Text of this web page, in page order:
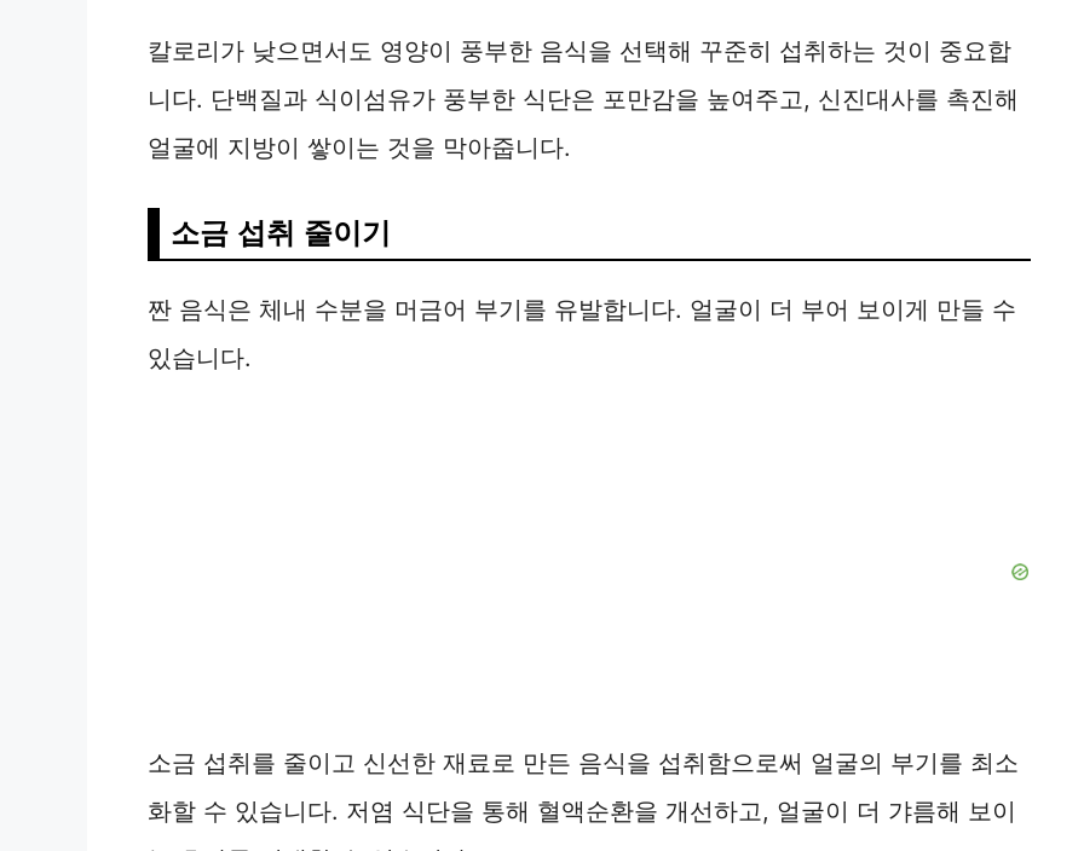
칼로리가 낮으면서도 영양이 풍부한 음식을 선택해 꾸준히 섭취하는 것이 중요합
니다. 단백질과 식이섬유가 풍부한 식단은 포만감을 높여주고, 신진대사를 촉진해
얼굴에 지방이 쌓이는 것을 막아줍니다.
소금 섭취 줄이기
짠 음식은 체내 수분을 머금어 부기를 유발합니다. 얼굴이 더 부어 보이게 만들 수
있습니다.
소금 섭취를 줄이고 신선한 재료로 만든 음식을 섭취함으로써 얼굴의 부기를 최소
화할 수 있습니다. 저염 식단을 통해 혈액순환을 개선하고, 얼굴이 더 갸름해 보이